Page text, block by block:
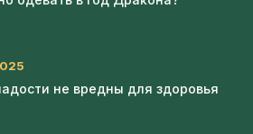
не вредны для здоровья